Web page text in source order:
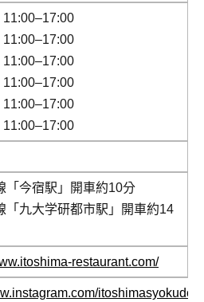
11:00–17:00
11:00–17:00
11:00–17:00
11:00–17:00
11:00–17:00
11:00–17:00
「今宿駅」開車約10分
「九大学研都市駅」開車約14
restaurant.com/
itoshimasyokudou/